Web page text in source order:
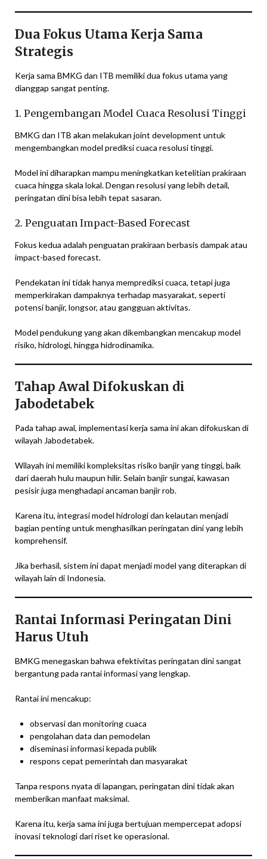
Dua Fokus Utama Kerja Sama
Strategis
Kerja sama BMKG dan ITB memiliki dua fokus utama yang
dianggap sangat penting.
1. Pengembangan Model Cuaca Resolusi Tinggi
BMKG dan ITB akan melakukan joint development untuk
mengembangkan model prediksi cuaca resolusi tinggi.
Model ini diharapkan mampu meningkatkan ketelitian prakiraan
cuaca hingga skala lokal. Dengan resolusi yang lebih detail,
peringatan dini bisa lebih tepat sasaran.
2. Penguatan Impact-Based Forecast
Fokus kedua adalah penguatan prakiraan berbasis dampak atau
impact-based forecast.
Pendekatan ini tidak hanya memprediksi cuaca, tetapi juga
memperkirakan dampaknya terhadap masyarakat, seperti
potensi banjir, longsor, atau gangguan aktivitas.
Model pendukung yang akan dikembangkan mencakup model
risiko, hidrologi, hingga hidrodinamika.
Tahap Awal Difokuskan di
Jabodetabek
Pada tahap awal, implementasi kerja sama ini akan difokuskan di
wilayah Jabodetabek.
Wilayah ini memiliki kompleksitas risiko banjir yang tinggi, baik
dari daerah hulu maupun hilir. Selain banjir sungai, kawasan
pesisir juga menghadapi ancaman banjir rob.
Karena itu, integrasi model hidrologi dan kelautan menjadi
bagian penting untuk menghasilkan peringatan dini yang lebih
komprehensif.
Jika berhasil, sistem ini dapat menjadi model yang diterapkan di
wilayah lain di Indonesia.
Rantai Informasi Peringatan Dini
Harus Utuh
BMKG menegaskan bahwa efektivitas peringatan dini sangat
bergantung pada rantai informasi yang lengkap.
Rantai ini mencakup:
observasi dan monitoring cuaca
pengolahan data dan pemodelan
diseminasi informasi kepada publik
respons cepat pemerintah dan masyarakat
Tanpa respons nyata di lapangan, peringatan dini tidak akan
memberikan manfaat maksimal.
Karena itu, kerja sama ini juga bertujuan mempercepat adopsi
inovasi teknologi dari riset ke operasional.